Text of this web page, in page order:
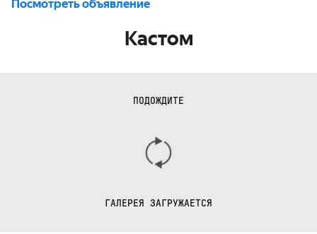
Посмотреть объявление
Кастом
ПОДОЖДИТЕ
ГАЛЕРЕЯ ЗАГРУЖАЕТСЯ